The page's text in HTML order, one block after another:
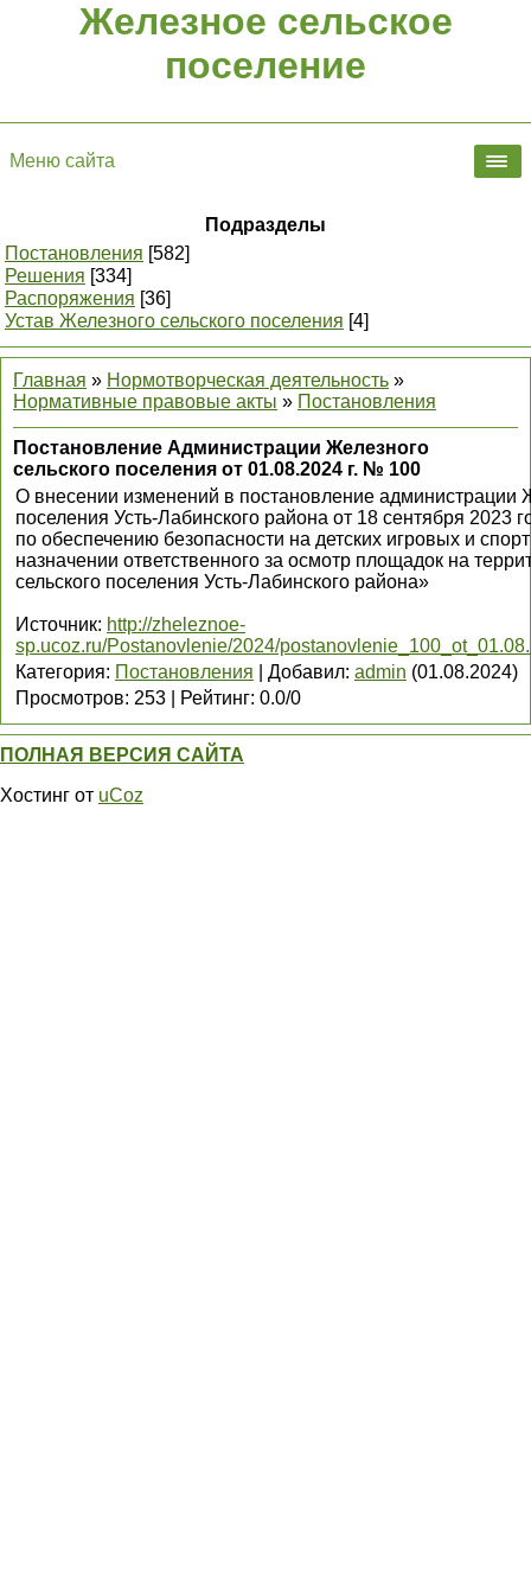
Железное сельское
поселение
Меню сайта
Подразделы
Постановления [582]
Решения [334]
Распоряжения [36]
Устав Железного сельского поселения [4]
Главная » Нормотворческая деятельность »
Нормативные правовые акты » Постановления
Постановление Администрации Железного
сельского поселения от 01.08.2024 г. № 100
О внесении изменений в постановление администрации
поселения Усть-Лабинского района от 18 сентября
по обеспечению безопасности на детских игровых и
назначении ответственного за осмотр площадок на
сельского поселения Усть-Лабинского района»
Источник: http://zheleznoe-
sp.ucoz.ru/Postanovlenie/2024/
Категория: Постановления Добавил: admin (01.08.2024)
Просмотров: 253 Рейтинг: 0.0/0
ПОЛНАЯ ВЕРСИЯ САЙТА
Хостинг от uCoz